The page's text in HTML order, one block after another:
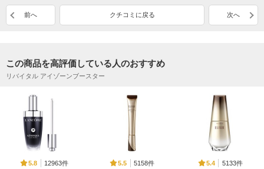
前へ クチコミに戻る 次へ
この商品を高評価している人のおすすめ
リバイタル アイゾーンブースター
5.8
12963件
5.5
5158件
5.4
5133件